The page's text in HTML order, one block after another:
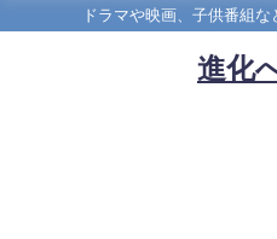
ドラマや映画、子供番組な
進化